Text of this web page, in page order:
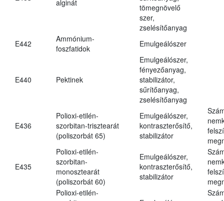
alginát
tömegnövelő
szer,
zselésítőanyag
E442
Ammónium-
foszfatidok
Emulgeálószer
E440 Pektinek
Emulgeálószer,
fényezőanyag,
stabilizátor,
sűrítőanyag,
zselésítőanyag
E436
Polioxi-etilén-
szorbitan-trisztearát
(poliszorbát 65)
Emulgeálószer,
kontraszterősítő,
stabilizátor
E435
Polioxi-etilén-
szorbitan-
monosztearát
(poliszorbát 60)
Emulgeálószer,
kontraszterősítő,
stabilizátor
Polioxi-etilén-